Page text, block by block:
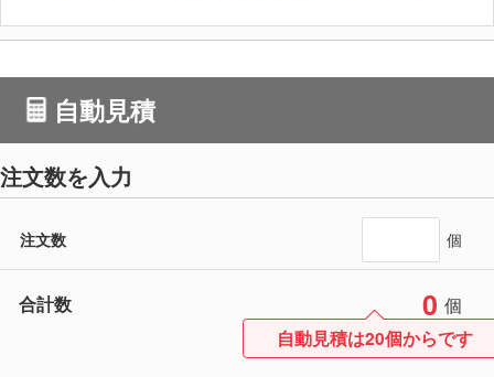
自動見積
注文数を入力
注文数 個
合計数 0 個
自動見積は20個からです